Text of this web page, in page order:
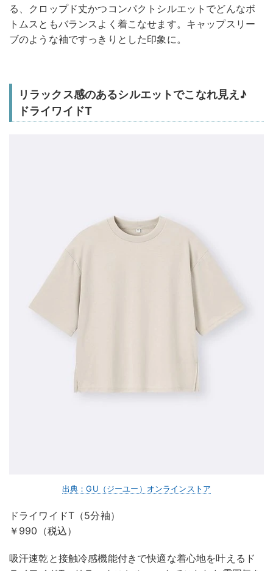
る、クロップド丈かつコンパクトシルエットでどんなボ
トムスともバランスよく着こなせます。キャップスリー
ブのような袖ですっきりとした印象に。
リラックス感のあるシルエットでこなれ見え♪
ドライワイドT
出典：GU（ジーユー）オンラインストア
ドライワイドT（5分袖）
￥990（税込）
吸汗速乾と接触冷感機能付きで快適な着心地を叶えるド